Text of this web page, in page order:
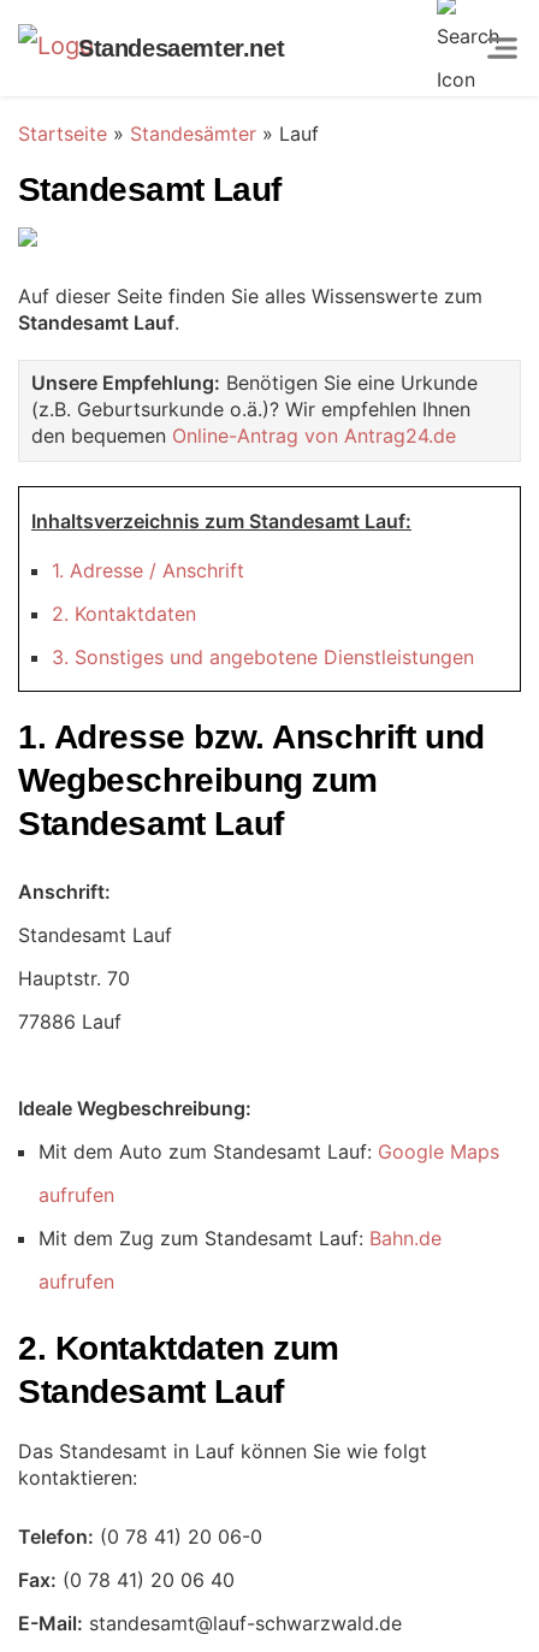
Standesaemter.net
Startseite » Standesämter » Lauf
Standesamt Lauf
Auf dieser Seite finden Sie alles Wissenswerte zum
Standesamt Lauf.
Unsere Empfehlung: Benötigen Sie eine Urkunde
(z.B. Geburtsurkunde o.ä.)? Wir empfehlen Ihnen
den bequemen Online-Antrag von Antrag24.de
Inhaltsverzeichnis zum Standesamt Lauf:
1. Adresse / Anschrift
2. Kontaktdaten
3. Sonstiges und angebotene Dienstleistungen
1. Adresse bzw. Anschrift und
Wegbeschreibung zum
Standesamt Lauf
Anschrift:
Standesamt Lauf
77886 Lauf
Ideale Wegbeschreibung:
Mit dem Auto zum Standesamt Lauf: Google Maps
aufrufen
Mit dem Zug zum Standesamt Lauf: Bahn.de
aufrufen
2. Kontaktdaten zum
Standesamt Lauf
Das Standesamt in Lauf können Sie wie folgt
kontaktieren:
Telefon:
Fax:
E-Mail: